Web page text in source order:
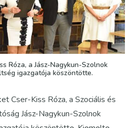
Róza, a Jász-Nagykun-Szolnok
igazgatója köszöntötte.
Cser-Kiss Róza, a Szociális és
Jász-Nagykun-Szolnok